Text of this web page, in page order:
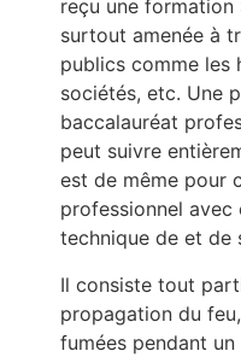
reçu une formation
surtout amenée à
publics comme les
sociétés, etc. Une
baccalauréat
peut suivre
est de même pour
professionnel
technique de et de
Il consiste tout
propagation du
fumées pendant un